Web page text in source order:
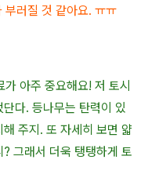
부러질 것 같아요. ㅠㅠ
가 아주 중요해요! 저 토시
단다. 등나무는 탄력이 있
주지. 또 자세히 보면 얇
그래서 더욱 탱탱하게 토